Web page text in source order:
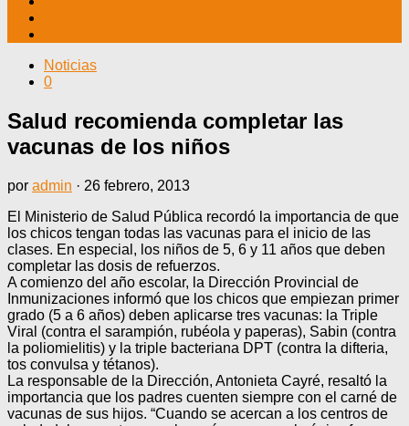
Noticias
0
Salud recomienda completar las
vacunas de los niños
por admin · 26 febrero, 2013
El Ministerio de Salud Pública recordó la importancia de que
los chicos tengan todas las vacunas para el inicio de las
clases. En especial, los niños de 5, 6 y 11 años que deben
completar las dosis de refuerzos.
A comienzo del año escolar, la Dirección Provincial de
Inmunizaciones informó que los chicos que empiezan primer
grado (5 a 6 años) deben aplicarse tres vacunas: la Triple
Viral (contra el sarampión, rubéola y paperas), Sabin (contra
la poliomielitis) y la triple bacteriana DPT (contra la difteria,
tos convulsa y tétanos).
La responsable de la Dirección, Antonieta Cayré, resaltó la
importancia que los padres cuenten siempre con el carné de
vacunas de sus hijos. “Cuando se acercan a los centros de